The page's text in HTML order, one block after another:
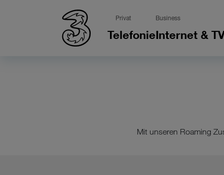
Privat Business
TelefonieInternet &
Mit unseren Roaming